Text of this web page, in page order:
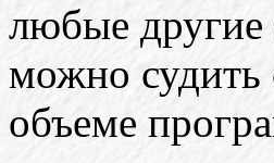
любые другие
можно судить
объеме